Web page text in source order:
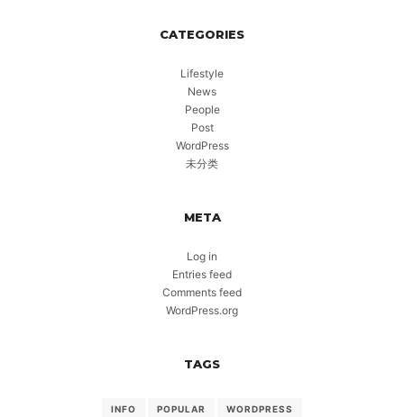
CATEGORIES
Lifestyle
News
People
Post
WordPress
未分类
META
Log in
Entries feed
Comments feed
WordPress.org
TAGS
INFO POPULAR WORDPRESS